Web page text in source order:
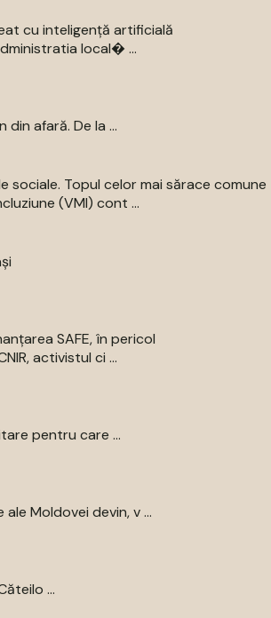
cu inteligență artificială
local� ...
afară. De la ...
sociale. Topul celor mai sărace comune
(VMI) cont ...
SAFE, în pericol
activistul ci ...
pentru care ...
Moldovei devin, v ...
...